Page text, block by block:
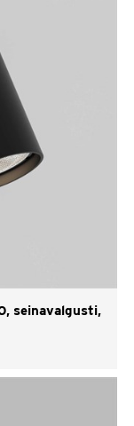
seinavalgusti,